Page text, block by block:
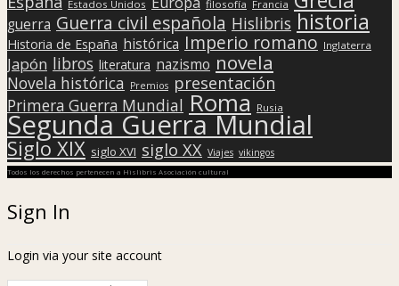
Estados Unidos filosofía Francia
guerra Guerra civil española Hislibris historia
Historia de España histórica Imperio romano Inglaterra
Japón libros literatura nazismo novela
Novela histórica Premios presentación
Primera Guerra Mundial Roma Rusia
Segunda Guerra Mundial
Siglo XIX siglo XVI siglo XX Viajes vikingos
Todos los derechos pertenecen a Hislibris Asociación cultural
Sign In
Login via your site account